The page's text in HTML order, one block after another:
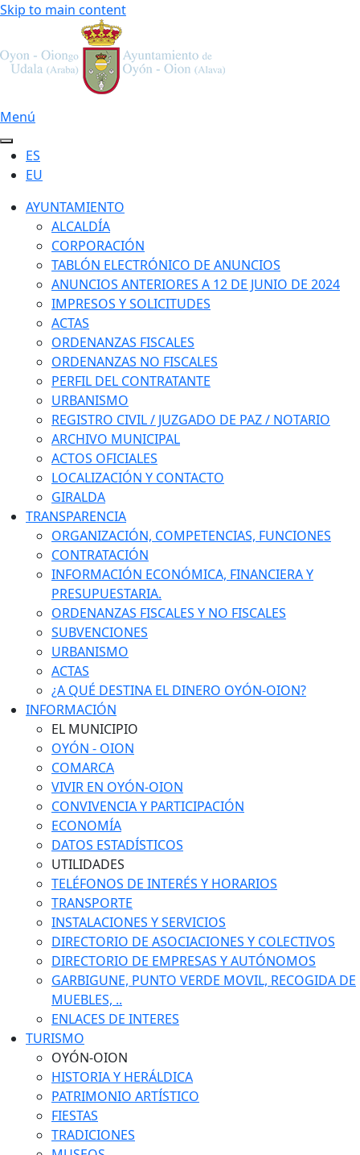
Skip to main content
Menú
ES
EU
AYUNTAMIENTO
ALCALDÍA
CORPORACIÓN
TABLÓN ELECTRÓNICO DE ANUNCIOS
ANUNCIOS ANTERIORES A 12 DE JUNIO DE 2024
IMPRESOS Y SOLICITUDES
ACTAS
ORDENANZAS FISCALES
ORDENANZAS NO FISCALES
PERFIL DEL CONTRATANTE
URBANISMO
REGISTRO CIVIL / JUZGADO DE PAZ / NOTARIO
ARCHIVO MUNICIPAL
ACTOS OFICIALES
LOCALIZACIÓN Y CONTACTO
GIRALDA
TRANSPARENCIA
ORGANIZACIÓN, COMPETENCIAS, FUNCIONES
CONTRATACIÓN
INFORMACIÓN ECONÓMICA, FINANCIERA Y
PRESUPUESTARIA.
ORDENANZAS FISCALES Y NO FISCALES
SUBVENCIONES
URBANISMO
ACTAS
¿A QUÉ DESTINA EL DINERO OYÓN-OION?
INFORMACIÓN
EL MUNICIPIO
OYÓN - OION
COMARCA
VIVIR EN OYÓN-OION
CONVIVENCIA Y PARTICIPACIÓN
ECONOMÍA
DATOS ESTADÍSTICOS
UTILIDADES
TELÉFONOS DE INTERÉS Y HORARIOS
TRANSPORTE
INSTALACIONES Y SERVICIOS
DIRECTORIO DE ASOCIACIONES Y COLECTIVOS
DIRECTORIO DE EMPRESAS Y AUTÓNOMOS
GARBIGUNE, PUNTO VERDE MOVIL, RECOGIDA DE
MUEBLES, ..
ENLACES DE INTERES
TURISMO
OYÓN-OION
HISTORIA Y HERÁLDICA
PATRIMONIO ARTÍSTICO
FIESTAS
TRADICIONES